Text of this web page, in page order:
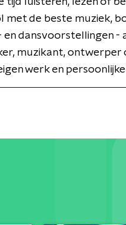
met de beste muziek,
dansvoorstellingen -
muzikant, ontwerper
werk en